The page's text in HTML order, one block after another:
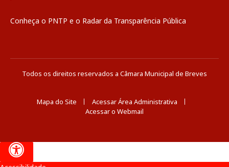
Conheça o PNTP e o Radar da Transparência Pública
Todos os direitos reservados a Câmara Municipal de Breves
Mapa do Site
Acessar Área Administrativa
Acessar o Webmail